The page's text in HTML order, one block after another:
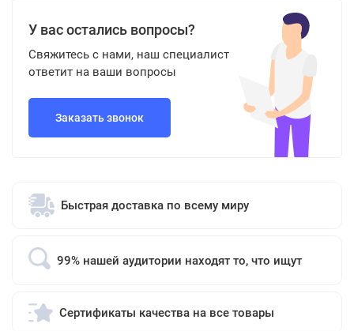
У вас остались вопросы?
Свяжитесь с нами, наш специалист
ответит на ваши вопросы
Заказать звонок
Быстрая доставка по всему миру
99% нашей аудитории находят то, что ищут
Сертификаты качества на все товары